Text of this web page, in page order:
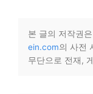
본 글의 저작권은
ein.com의 사전
무단으로 전재,